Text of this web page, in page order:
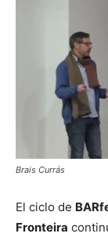
Brais Currás
El ciclo de
Fronteira